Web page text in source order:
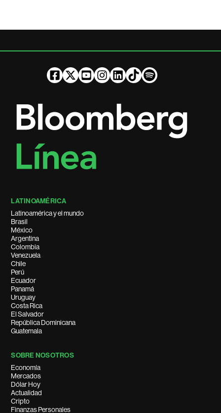
LATINOAMÉRICA
Latinoamérica y el mundo
Brasil
México
Argentina
Colombia
Venezuela
Chile
Perú
Ecuador
Panamá
Uruguay
Costa Rica
El Salvador
República Dominicana
Guatemala
SOBRE NOSOTROS
Economía
Mercados
Dólar Hoy
Actualidad
Cripto
Finanzas Personales